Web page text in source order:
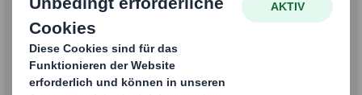
Vielen Dank!
Vorname